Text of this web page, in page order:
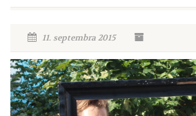
11. septembra 2015